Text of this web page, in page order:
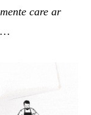
care ar